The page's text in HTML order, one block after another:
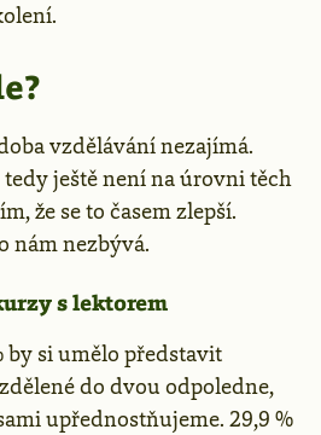
vzdělávání nezajímá.
ještě není na úrovni těch
že se to časem zlepší.
nám nezbývá.
s lektorem
by si umělo představit
do dvou odpoledne,
upřednostňujeme. 29,9 %